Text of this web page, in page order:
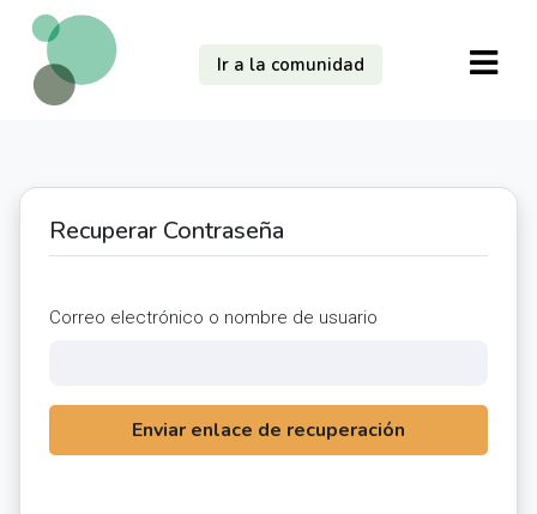
Ir a la comunidad
Recuperar Contraseña
Correo electrónico o nombre de usuario
Enviar enlace de recuperación